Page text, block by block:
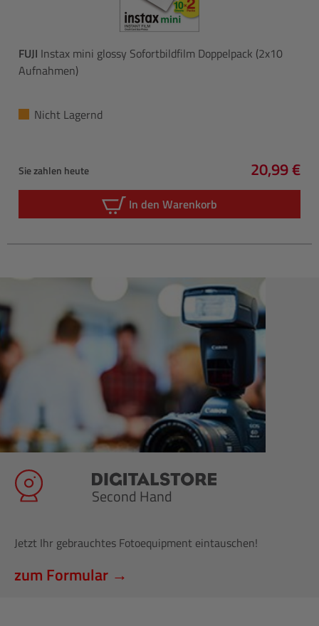
FUJI Instax mini glossy Sofortbildfilm Doppelpack (2x10
Aufnahmen)
Nicht Lagernd
Sie zahlen heute 20,99 €
In den Warenkorb
Second Hand
Jetzt Ihr gebrauchtes Fotoequipment eintauschen!
zum Formular →